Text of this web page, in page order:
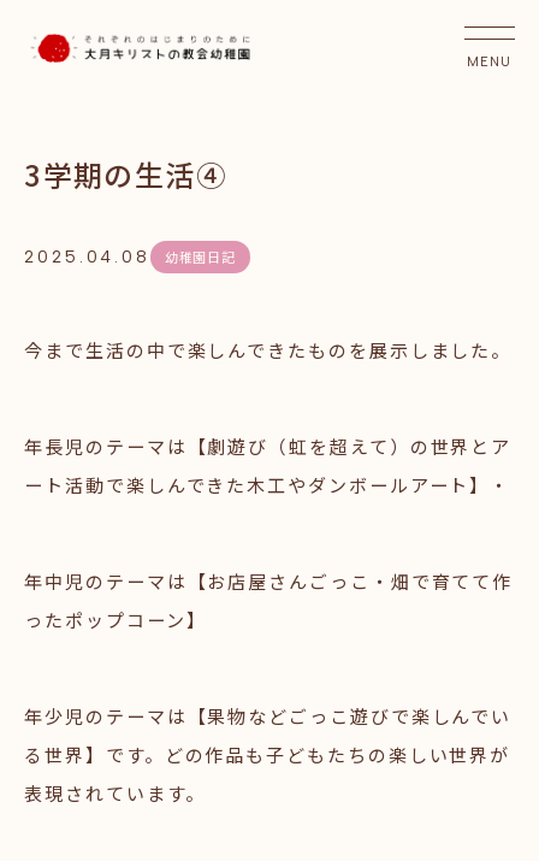
3学期の生活④
2025.04.08 幼稚園日記
今まで生活の中で楽しんできたものを展示しました。
年長児のテーマは【劇遊び（虹を超えて）の世界とア
ート活動で楽しんできた木工やダンボールアート】・
年中児のテーマは【お店屋さんごっこ・畑で育てて作
ったポップコーン】
年少児のテーマは【果物などごっこ遊びで楽しんでい
る世界】です。どの作品も子どもたちの楽しい世界が
表現されています。